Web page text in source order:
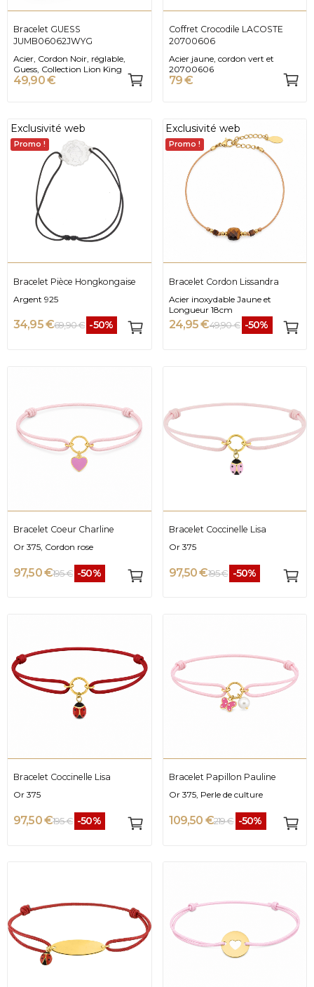
Bracelet GUESS
JUMB06062JWYG
Acier, Cordon Noir, réglable,
Guess, Collection Lion King
49,90 €
Coffret Crocodile LACOSTE
20700606
Acier jaune, cordon vert et
20700606
79 €
Exclusivité web
Promo !
Bracelet Pièce Hongkongaise
Argent 925
34,95 €69,90 € -50%
Exclusivité web
Promo !
Bracelet Cordon Lissandra
Acier inoxydable Jaune et
Longueur 18cm
24,95 €49,90 € -50%
Bracelet Coeur Charline
Or 375, Cordon rose
97,50 €195 € -50%
Bracelet Coccinelle Lisa
Or 375
97,50 €195 € -50%
Bracelet Coccinelle Lisa
Or 375
97,50 €195 € -50%
Bracelet Papillon Pauline
Or 375, Perle de culture
109,50 €219 € -50%